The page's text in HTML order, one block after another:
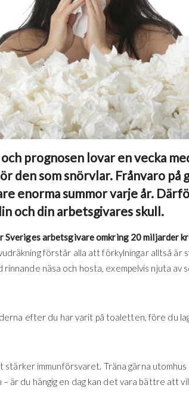
prognosen lovar en vecka
den som snörvlar. Frånvaro
enorma summor varje år.
och din arbetsgivares skull.
Sveriges arbetsgivare omkring 20 miljarder
förstår alla att förkylningar alltså
rinnande näsa och hosta, exempelvis njuta av
efter du har varit på toaletten, före du
stärker immunförsvaret. Träna gärna
– är du hängig en dag kan det vara bättre att